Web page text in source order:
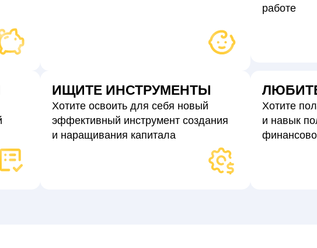
работе
ИЩИТЕ ИНСТРУМЕНТЫ
Хотите освоить для себя новый
эффективный инструмент создания
и наращивания капитала
Хотите
и навык